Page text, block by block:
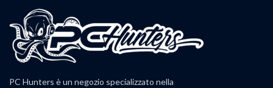
PC Hunters è un negozio specializzato nella